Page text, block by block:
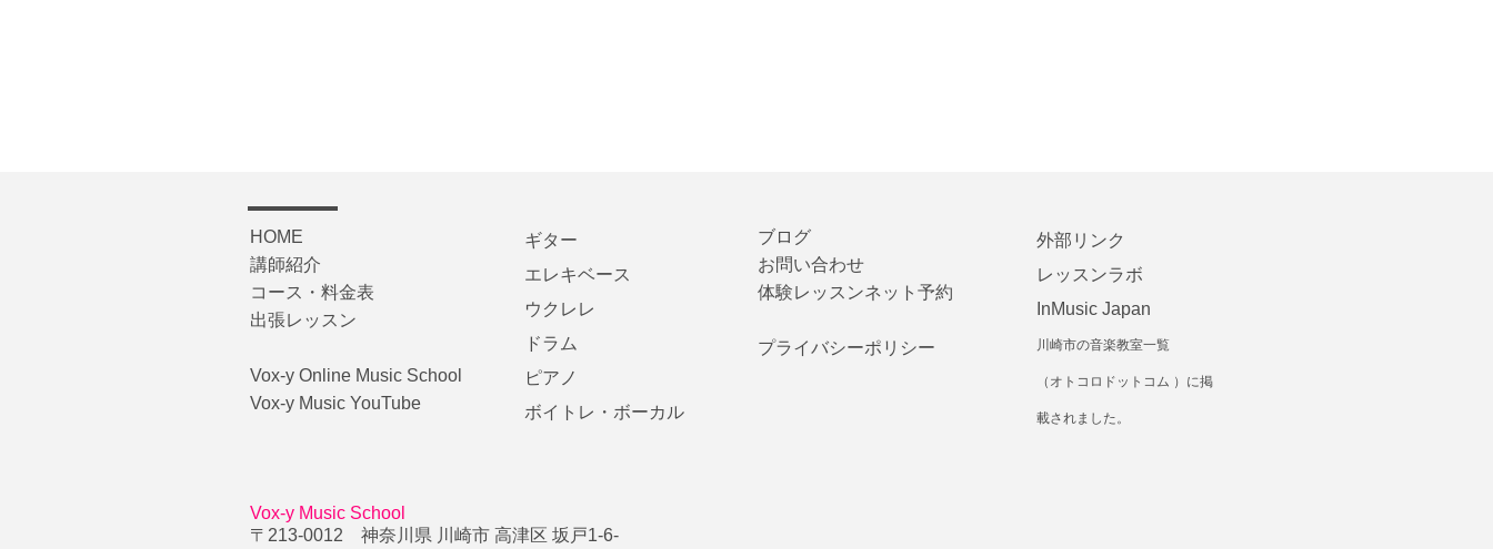
HOME
講師紹介
コース・料金表
​出張レッスン
Vox-y Online Music School
Vox-y Music YouTube
ギター
​エレキベース
ウク レレ
ドラ ム
ピア ノ
ボイトレ ・ボーカル
ブロ グ
お問い合わせ
体験レッスンネット予約
プライバシーポリシー
外部リンク
​レッ スンラボ
InMusic Japan
川崎市の音楽教室一覧
（オトコロドットコム ） に掲
載されました。
Vox-y Music School
〒213-0012 神奈川県 川崎市 高津区 坂戸1-6-